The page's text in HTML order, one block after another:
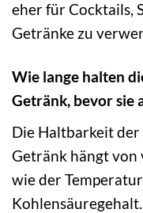
eher für Cocktails,
Getränke zu
Wie lange halten
Getränk, bevor sie
Die Haltbarkeit
Getränk hängt von
wie der